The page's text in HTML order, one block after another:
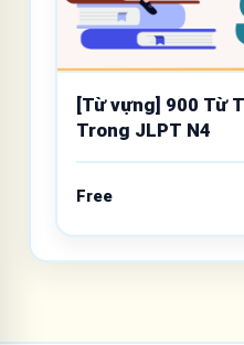
[Từ vựng] 900 Từ
Trong JLPT N4
Free